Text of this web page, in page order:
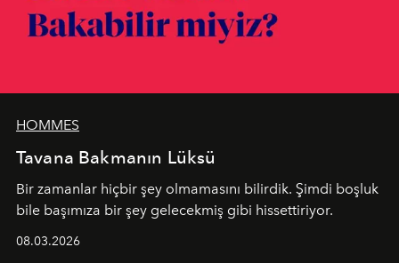
HOMMES
Tavana Bakmanın Lüksü
Bir zamanlar hiçbir şey olmamasını bilirdik. Şimdi boşluk
bile başımıza bir şey gelecekmiş gibi hissettiriyor.
08.03.2026